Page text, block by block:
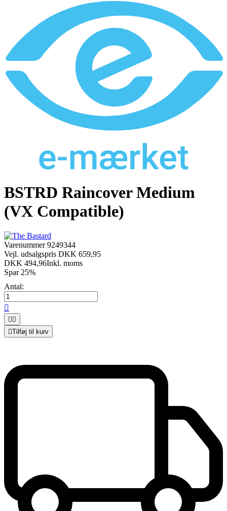
BSTRD Raincover Medium
(VX Compatible)
Varenummer9249344
Vejl. udsalgspris DKK 659,95
DKK 494,96Inkl. moms
Spar 25%
Antal:

 
Tilføj til kurv